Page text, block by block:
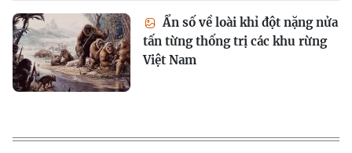
Ẩn số về loài khỉ đột nặng nửa
tấn từng thống trị các khu rừng
Việt Nam